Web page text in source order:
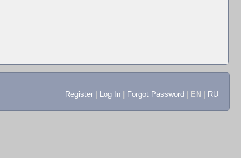
Register Log In Forgot Password EN RU